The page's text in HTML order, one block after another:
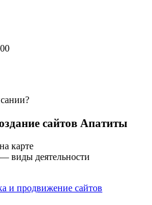
сайтов Апатиты
карте
виды деятельности
и продвижение сайтов